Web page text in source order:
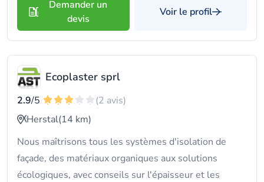
Demander un
devis
Voir le profil
Ecoplaster sprl
2.9/5
(2 avis)
Herstal(14 km)
Nous maîtrisons tous les systèmes d'isolation de
façade, des matériaux organiques aux solutions
écologiques, avec conseils sur l'épaisseur et les